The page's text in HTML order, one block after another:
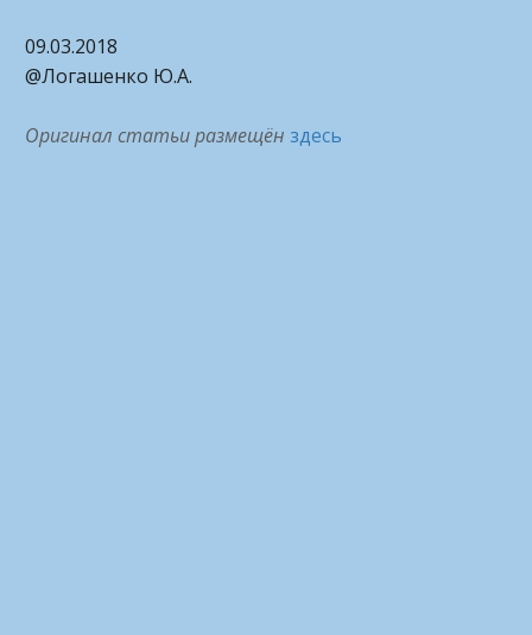
09.03.2018
@Логашенко Ю.А.
Оригинал статьи размещён здесь